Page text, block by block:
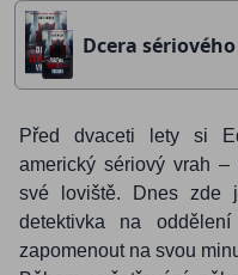
Dcera
Před dvaceti lety si
americký sériový vrah
své loviště. Dnes zde
detektivka na
zapomenout na svou